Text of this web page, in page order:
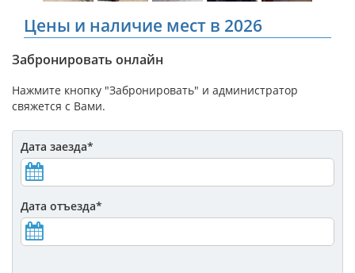
Цены и наличие мест в 2026
Забронировать онлайн
Нажмите кнопку "Забронировать" и администратор
свяжется с Вами.
Дата заезда*
Дата отъезда*